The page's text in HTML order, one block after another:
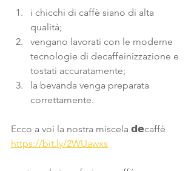
i chicchi di caffè siano di alta
qualità;
vengano lavorati con le moderne
tecnologie di decaffeinizzazione e
tostati accuratamente;
la bevanda venga preparata
correttamente.
Ecco a voi la nostra miscela 𝗱𝗲caffè
https://bit.ly/2WUawxs